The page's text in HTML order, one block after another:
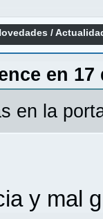
/
en 17
en la
y mal